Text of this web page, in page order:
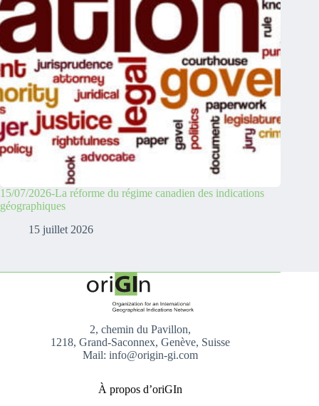
15/07/2026-La réforme du régime canadien des indications
géographiques
15 juillet 2026
2, chemin du Pavillon,
1218, Grand-Saconnex, Genève, Suisse
Mail: info@origin-gi.com
À propos d’oriGIn